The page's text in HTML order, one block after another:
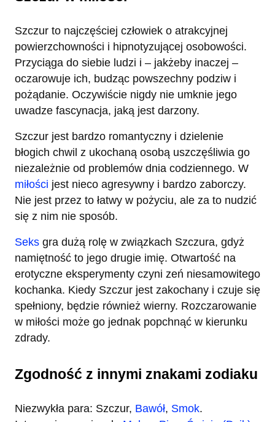
Szczur to najczęściej człowiek o atrakcyjnej
powierzchowności i hipnotyzującej osobowości.
Przyciąga do siebie ludzi i – jakżeby inaczej –
oczarowuje ich, budząc powszechny podziw i
pożądanie. Oczywiście nigdy nie umknie jego
uwadze fascynacja, jaką jest darzony.
Szczur jest bardzo romantyczny i dzielenie
błogich chwil z ukochaną osobą uszczęśliwia go
niezależnie od problemów dnia codziennego. W
miłości jest nieco agresywny i bardzo zaborczy.
Nie jest przez to łatwy w pożyciu, ale za to nudzić
się z nim nie sposób.
Seks gra dużą rolę w związkach Szczura, gdyż
namiętność to jego drugie imię. Otwartość na
erotyczne eksperymenty czyni zeń niesamowitego
kochanka. Kiedy Szczur jest zakochany i czuje się
spełniony, będzie również wierny. Rozczarowanie
w miłości może go jednak popchnąć w kierunku
zdrady.
Zgodność z innymi znakami zodiaku
Niezwykła para: Szczur, Bawół, Smok.